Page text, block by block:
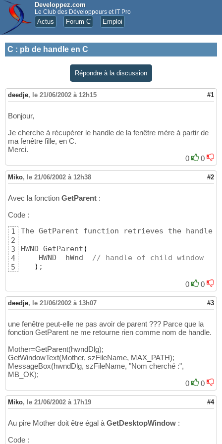
Developpez.com
Le Club des Développeurs et IT Pro
Actus Forum C Emploi
C : pb de handle en C
Répondre à la discussion
deedje, le 21/06/2002 à 12h15 #1
Bonjour,
Je cherche à récupérer le handle de la fenêtre mère à partir de
ma fenêtre fille, en C.
Merci.
0
0
Miko, le 21/06/2002 à 12h38 #2
Avec la fonction GetParent :
Code :
1
2
3
4
5
The GetParent function retrieves the handle
HWND GetParent (
// handle of child window
) ;
0 0
deedje, le 21/06/2002 à 13h07 #3
une fenêtre peut-elle ne pas avoir de parent ??? Parce que la
fonction GetParent ne me retourne rien comme nom de handle.
Mother=GetParent(hwndDlg);
GetWindowText(Mother, szFileName, MAX_PATH);
MessageBox(hwndDlg, szFileName, "Nom cherché :",
MB_OK);
0
0
Miko, le 21/06/2002 à 17h19 #4
Au pire Mother doit être égal à GetDesktopWindow :
Code :